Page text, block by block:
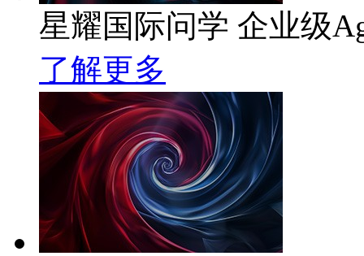
星耀国际问学 企业级
了解更多